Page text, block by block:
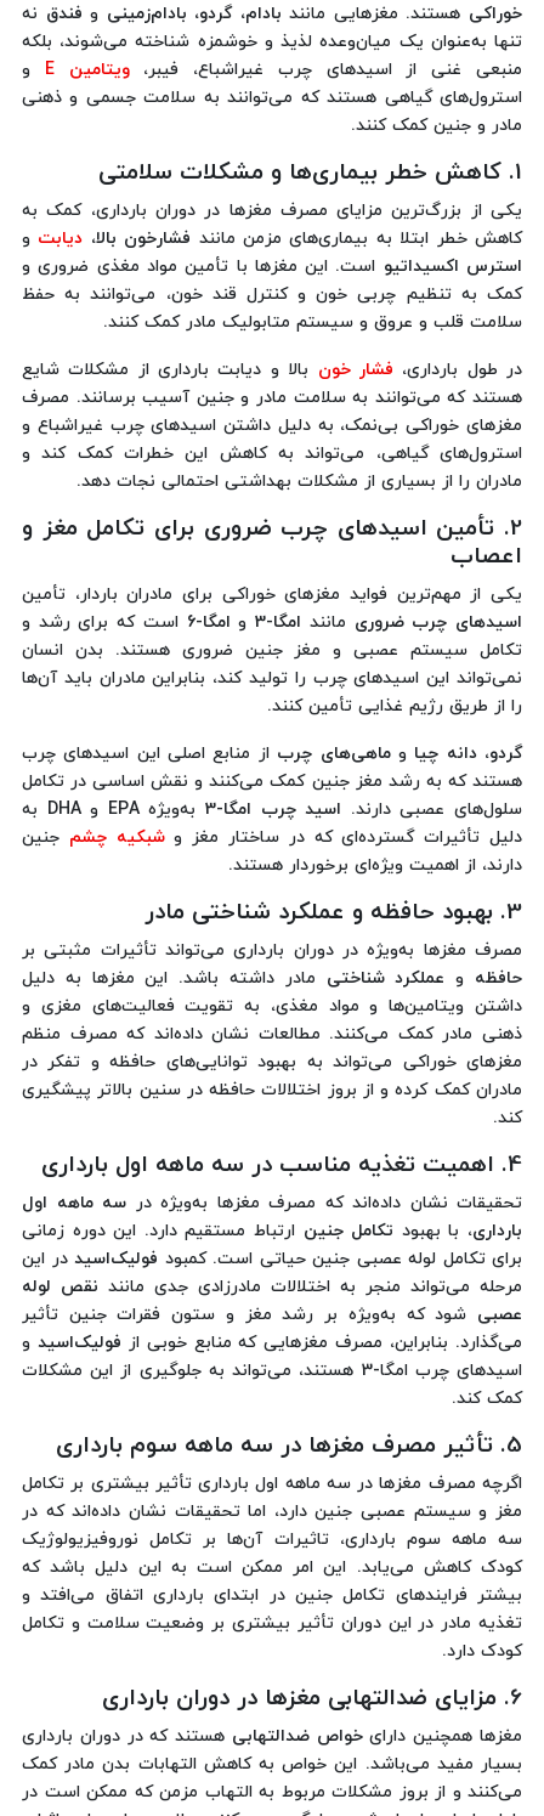
خوراکی هستند. مغزهایی مانند بادام، گردو، بادام‌زمینی و فندق نه
تنها به‌عنوان یک میان‌وعده لذیذ و خوشمزه شناخته می‌شوند، بلکه
منبعی غنی از اسیدهای چرب غیراشباع، فیبر،ویتامین E
و
استرول‌های گیاهی هستند که می‌توانند به سلامت جسمی و ذهنی
مادر و جنین کمک کنند.
1. کاهش خطر بیماری‌ها و مشکلات سلامتی
یکی از بزرگ‌ترین مزایای مصرف مغزها در دوران بارداری، کمک به
کاهش خطر ابتلا به بیماری‌های مزمن مانند فشارخون بالا، دیابت و
استرس اکسیداتیو است. این مغزها با تأمین مواد مغذی ضروری و
کمک به تنظیم چربی خون و کنترل قند خون، می‌توانند به حفظ
سلامت قلب و عروق و سیستم متابولیک مادر کمک کنند.
در طول بارداری، فشار خون بالا و دیابت بارداری از مشکلات شایع
هستند که می‌توانند به سلامت مادر و جنین آسیب برسانند. مصرف
مغزهای خوراکی بی‌نمک، به دلیل داشتن اسیدهای چرب غیراشباع و
استرول‌های گیاهی، می‌تواند به کاهش این خطرات کمک کند و
مادران را از بسیاری از مشکلات بهداشتی احتمالی نجات دهد.
2. تأمین اسیدهای چرب ضروری برای تکامل مغز و
اعصاب
یکی از مهم‌ترین فواید مغزهای خوراکی برای مادران باردار، تأمین
اسیدهای چرب ضروری مانند امگا-3 و امگا-6
است که برای رشد و
تکامل سیستم عصبی و مغز جنین ضروری هستند. بدن انسان
نمی‌تواند این اسیدهای چرب را تولید کند، بنابراین مادران باید آن‌ها
را از طریق رژیم غذایی تأمین کنند.
گردو،دانه چیا وماهی‌های چرب از منابع اصلی این اسیدهای چرب
هستند که به رشد مغز جنین کمک می‌کنند و نقش اساسی در تکامل
سلول‌های عصبی دارند. اسید چرب امگا-3 به‌ویژهEPA وDHA به
دلیل تأثیرات گسترده‌ای که در ساختار مغز وشبکیه چشم جنین
دارند، از اهمیت ویژه‌ای برخوردار هستند.
3. بهبود حافظه و عملکرد شناختی مادر
مصرف مغزها به‌ویژه در دوران بارداری می‌تواند تأثیرات مثبتی بر
حافظه و عملکرد شناختی مادر داشته باشد. این مغزها به دلیل
داشتن ویتامین‌ها و مواد مغذی، به تقویت فعالیت‌های مغزی و
ذهنی مادر کمک می‌کنند. مطالعات نشان داده‌اند که مصرف منظم
مغزهای خوراکی می‌تواند به بهبود توانایی‌های حافظه و تفکر در
مادران کمک کرده و از بروز اختلالات حافظه در سنین بالاتر پیشگیری
کند.
4. اهمیت تغذیه مناسب در سه ماهه اول بارداری
تحقیقات نشان داده‌اند که مصرف مغزها به‌ویژه در سه ماهه اول
بارداری، با بهبود تکامل جنین ارتباط مستقیم دارد. این دوره زمانی
برای تکامل لوله عصبی جنین حیاتی است. کمبود فولیک‌اسید در این
مرحله می‌تواند منجر به اختلالات مادرزادی جدی مانند نقص لوله
عصبی شود که به‌ویژه بر رشد مغز و ستون فقرات جنین تأثیر
می‌گذارد. بنابراین، مصرف مغزهایی که منابع خوبی از فولیک‌اسید و
اسیدهای چرب امگا-3 هستند، می‌تواند به جلوگیری از این مشکلات
کمک کند.
5. تأثیر مصرف مغزها در سه ماهه سوم بارداری
اگرچه مصرف مغزها در سه ماهه اول بارداری تأثیر بیشتری بر تکامل
مغز و سیستم عصبی جنین دارد، اما تحقیقات نشان داده‌اند که در
سه ماهه سوم بارداری، تاثیرات آن‌ها بر تکامل نوروفیزیولوژیک
کودک کاهش می‌یابد. این امر ممکن است به این دلیل باشد که
بیشتر فرایندهای تکامل جنین در ابتدای بارداری اتفاق می‌افتد و
تغذیه مادر در این دوران تأثیر بیشتری بر وضعیت سلامت و تکامل
کودک دارد.
6. مزایای ضدالتهابی مغزها در دوران بارداری
مغزها همچنین دارایخواص ضدالتهابی هستند که در دوران بارداری
بسیار مفید می‌باشد. این خواص به کاهش التهابات بدن مادر کمک
می‌کنند و از بروز مشکلات مربوط به التهاب مزمن که ممکن است در